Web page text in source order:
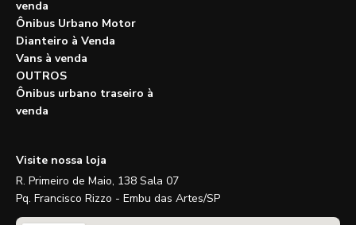
venda
Ônibus Urbano Motor
Dianteiro à Venda
Vans à venda
OUTROS
Ônibus urbano traseiro à
venda
Visite nossa loja
R. Primeiro de Maio, 138 Sala 07
Pq. Francisco Rizzo - Embu das Artes/SP